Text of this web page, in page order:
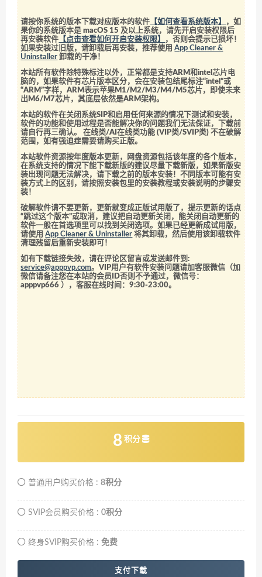
请按你系统的版本下载对应版本的软件 【如何查看系统版本】
，如
果你的系统版本是 macOS 15 及以上系统，请先开启安装权限后
再安装软件 【点击查看如何开启安装权限】
，否则会提示已损坏！
如果安装过旧版，请卸载后再安装，推荐使用App Cleaner &
Uninstaller 卸载的干净！
本站所有软件除特殊标注以外，正常都是支持ARM和intel芯片电
脑的，如果软件有芯片版本区分，会在安装包结尾标注“intel”或
“ARM”字样，ARM表示苹果M1/M2/M3/M4/M5芯片，即使未来
出M6/M7芯片，其底层依然是ARM架构。
本站的软件在关闭系统SIP和启用任何来源的情况下测试和安装，
软件的功能和使用过程是否能解决你的问题我们无法保证，下载前
请自行再三确认。 在线类/AI在线类功能 (VIP类/SVIP类) 不在破解
范围，如有强迫症需要请购买正版。
本站软件资源按年度版本更新，网盘资源包括该年度的各个版本，
在系统支持的情况下能下载新版的建议尽量下载新版，如果新版安
装出现问题无法解决，请下载之前的版本安装！不同版本可能有安
装方式上的区别，请按照安装包里的安装教程或安装说明的步骤安
装！
破解软件请不要更新，更新就变成正版试用版了，提示更新的话点
“跳过这个版本”或取消，建议把自动更新关闭，能关闭自动更新的
软件一般在首选项里可以找到关闭选项。如果已经更新成试用版，
请使用App Cleaner & Uninstaller 将其卸载，然后使用该卸载软件
清理残留后重新安装即可！
如有下载链接失效，请在评论区留言或发送邮件到:
service@apppvp.com。VIP用户有软件安装问题请加客服微信（加
微信请备注您在本站的会员ID否则不予通过，微信号：
apppvp666 ），客服在线时间：9:30-23:00。
8 积分
普通用户购买价格 : 8积分
SVIP会员购买价格 : 0积分
终身SVIP购买价格 : 免费
支付下载